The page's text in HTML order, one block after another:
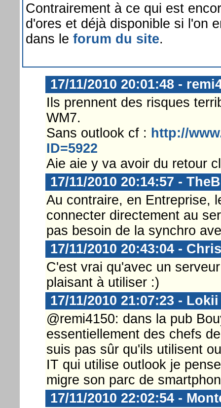
Contrairement à ce qui est
d'ores et déjà disponible si l'on
dans le forum du site.
17/11/2010 20:01:48 -
Ils prennent des risques
WM7.
Sans outlook cf : http://
ID=5922
Aie aie y va avoir du retour
17/11/2010 20:14:57 -
Au contraire, en Entreprise,
connecter directement au
pas besoin de la synchro
17/11/2010 20:43:04 -
C'est vrai qu'avec un
plaisant à utiliser :)
17/11/2010 21:07:23 - Lokii
@remi4150: dans la pub
essentiellement des chefs
suis pas sûr qu'ils utilisent
IT qui utilise outlook je
migre son parc de
17/11/2010 22:02:54 -